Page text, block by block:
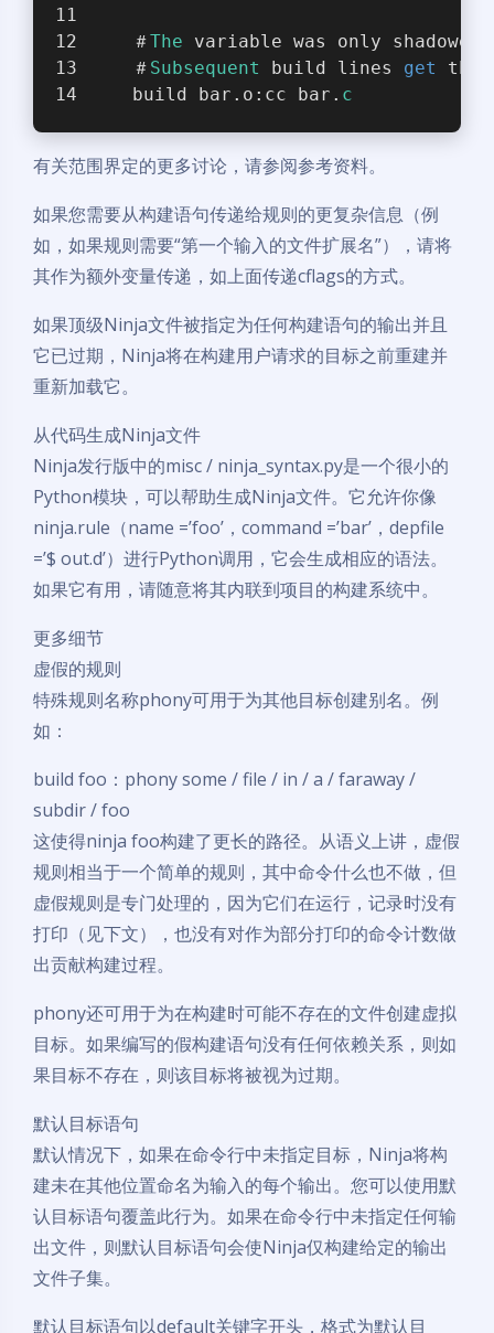
    ＃
The variable was only shadowed
    ＃
Subsequent build lines get
the
    build bar.o:cc bar.
c
有关范围界定的更多讨论，请参阅参考资料。
如果您需要从构建语句传递给规则的更复杂信息（例
如，如果规则需要“第一个输入的文件扩展名”），请将
其作为额外变量传递，如上面传递cflags的方式。
如果顶级Ninja文件被指定为任何构建语句的输出并且
它已过期，Ninja将在构建用户请求的目标之前重建并
重新加载它。
从代码生成Ninja文件
Ninja发行版中的misc / ninja_syntax.py是一个很小的
Python模块，可以帮助生成Ninja文件。它允许你像
ninja.rule（name =’foo’，command =’bar’，depfile
=’$ out.d’）进行Python调用，它会生成相应的语法。
如果它有用，请随意将其内联到项目的构建系统中。
更多细节
虚假的规则
特殊规则名称phony可用于为其他目标创建别名。例
如：
build foo：phony some / file / in / a / faraway /
subdir / foo
这使得ninja foo构建了更长的路径。从语义上讲，虚假
规则相当于一个简单的规则，其中命令什么也不做，但
虚假规则是专门处理的，因为它们在运行，记录时没有
打印（见下文），也没有对作为部分打印的命令计数做
出贡献构建过程。
phony还可用于为在构建时可能不存在的文件创建虚拟
目标。如果编写的假构建语句没有任何依赖关系，则如
果目标不存在，则该目标将被视为过期。
默认目标语句
默认情况下，如果在命令行中未指定目标，Ninja将构
建未在其他位置命名为输入的每个输出。您可以使用默
认目标语句覆盖此行为。如果在命令行中未指定任何输
出文件，则默认目标语句会使Ninja仅构建给定的输出
文件子集。
默认目标语句以default关键字开头，格式为默认目